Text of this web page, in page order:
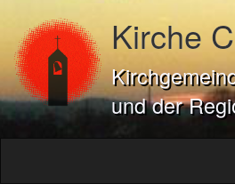
Kirche
und der